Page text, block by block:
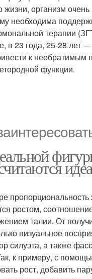
жизни, организм
необходима
терапии
в 23 года, 25-28 лет —
к необратимым
функции.
пропорциональность
ростом,
талии. От
визуальное
силуэта, а также
к примеру, с
рост, добавить